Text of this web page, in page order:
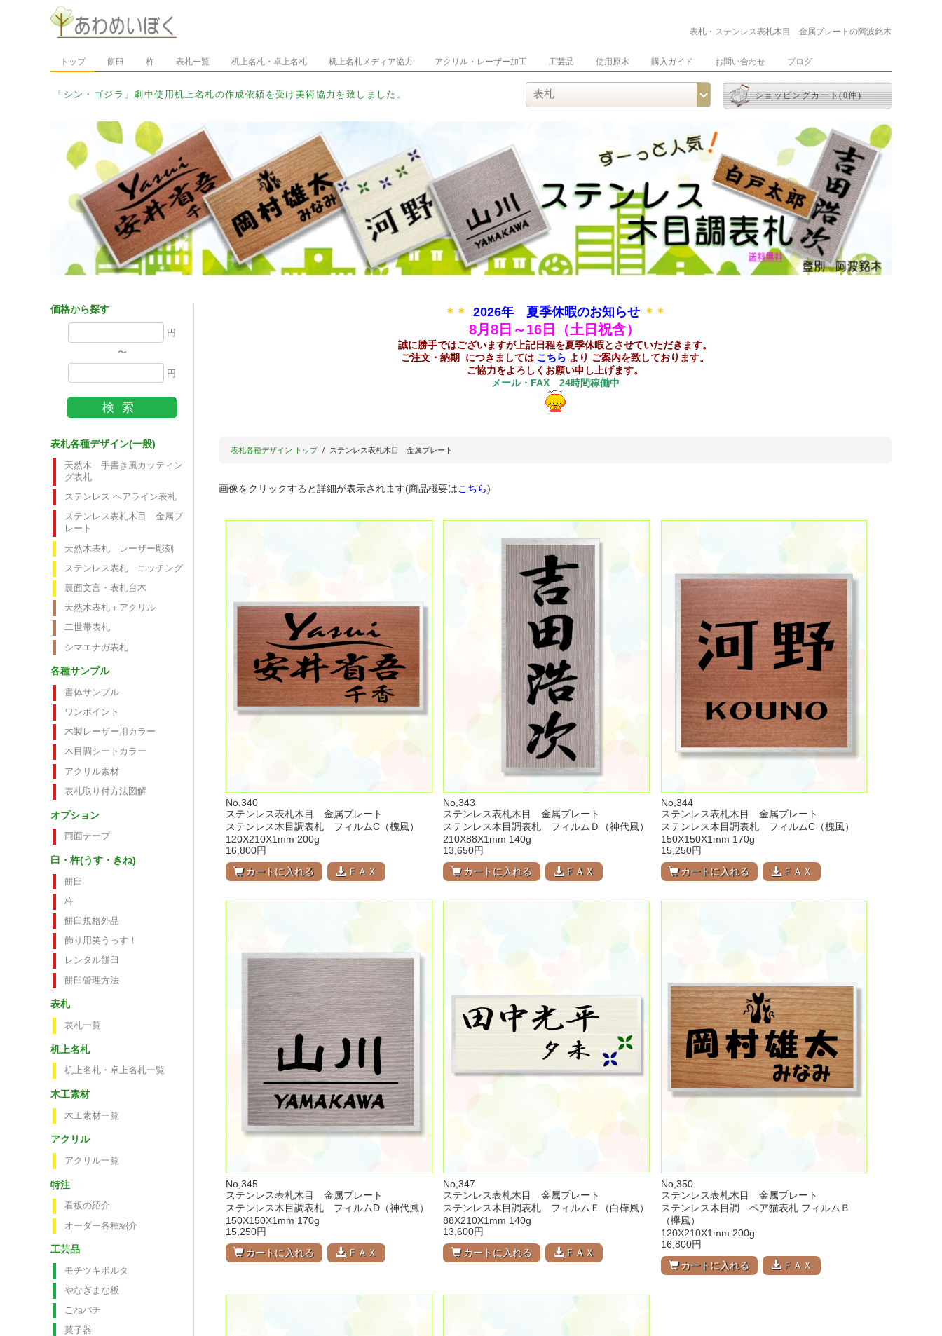
表札・ステンレス表札木目 金属プレートの阿波銘木
トップ 餅臼 杵 表札一覧 机上名札・卓上名札 机上名札メディア協力 アクリル・レーザー加工 工芸品 使用原木 購入ガイド お問い合わせ ブログ
「シン・ウルトラマン」_ ショッピングカート(0件)
価格から探す
円
〜
円
表札各種デザイン(一般)
天然木 手書き風カッティン
グ表札
ステンレス ヘアライン表札
ステンレス表札木目 金属プ
レート
天然木表札 レーザー彫刻
ステンレス表札 エッチング
裏面文言・表札台木
天然木表札＋アクリル
二世帯表札
シマエナガ表札
各種サンプル
書体サンプル
ワンポイント
木製レーザー用カラー
木目調シートカラー
アクリル素材
表札取り付方法図解
オプション
両面テープ
臼・杵(うす・きね)
餅臼
杵
餅臼規格外品
飾り用笑うっす！
レンタル餅臼
餅臼管理方法
表札
表札一覧
机上名札
机上名札・卓上名札一覧
木工素材
木工素材一覧
アクリル
アクリル一覧
特注
看板の紹介
オーダー各種紹介
工芸品
モチツキボルタ
やなぎまな板
こねバチ
菓子器
＊＊ 2026年 夏季休暇のお知らせ ＊＊
8月8日～16日（土日祝含）
誠に勝手ではございますが上記日程を夏季休暇とさせていただきます。
ご注文・納期 につきましては こちら より ご案内を致しております。
ご協力をよろしくお願い申し上げます。
メール・FAX 24時間稼働中
表札各種デザイン トップ ステンレス表札木目 金属プレート
画像をクリックすると詳細が表示されます(商品概要はこちら)
No,340
ステンレス表札木目 金属プレート
ステンレス木目調表札 フィルムC（槐風）
120X210X1mm 200g
16,800円
カートに入れる
ＦＡＸ
No,343
ステンレス表札木目 金属プレート
ステンレス木目調表札 フィルムＤ（神代風）
210X88X1mm 140g
13,650円
カートに入れる
ＦＡＸ
No,344
ステンレス表札木目 金属プレート
ステンレス木目調表札 フィルムC（槐風）
150X150X1mm 170g
15,250円
カートに入れる
ＦＡＸ
No,345
ステンレス表札木目 金属プレート
ステンレス木目調表札 フィルムD（神代風）
150X150X1mm 170g
15,250円
カートに入れる
ＦＡＸ
No,347
ステンレス表札木目 金属プレート
ステンレス木目調表札 フィルムＥ（白樺風）
88X210X1mm 140g
13,600円
カートに入れる
ＦＡＸ
No,350
ステンレス表札木目 金属プレート
ステンレス木目調 ペア猫表札 フィルムＢ
（欅風）
120X210X1mm 200g
16,800円
カートに入れる
ＦＡＸ